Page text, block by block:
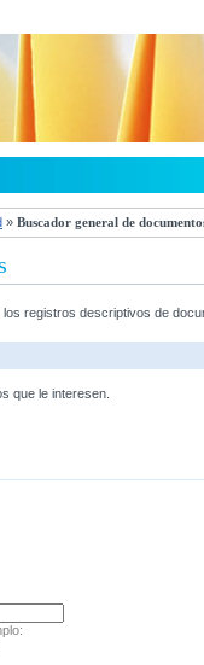
» Buscador general de
registros descriptivos de
que le interesen.